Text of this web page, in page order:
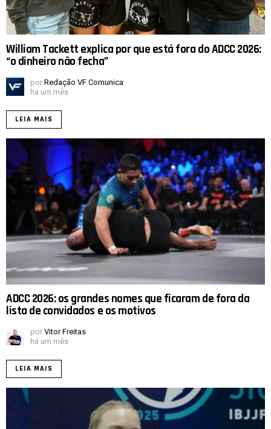
William Tackett explica por que está fora do ADCC 2026:
“o dinheiro não fecha”
por Redação VF Comunica
há um mês
LEIA MAIS
ADCC 2026: os grandes nomes que ficaram de fora da
lista de convidados e os motivos
por Vitor Freitas
há um mês
LEIA MAIS